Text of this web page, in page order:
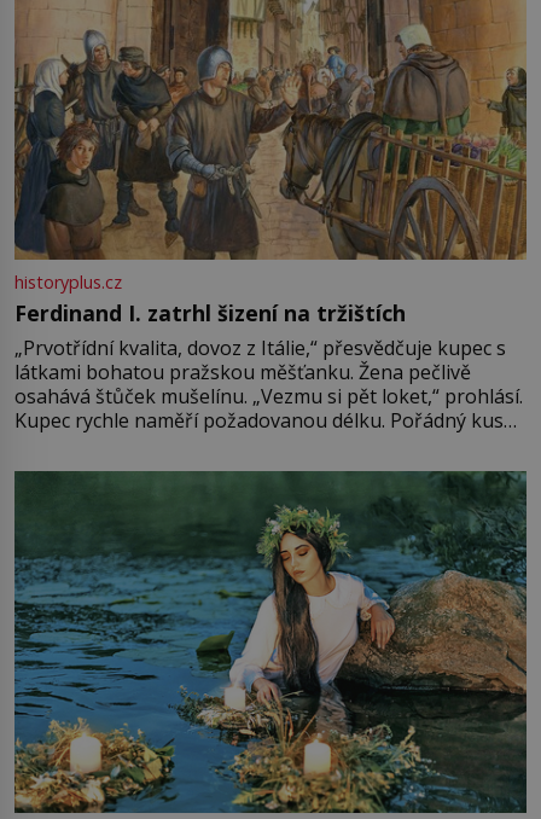
historyplus.cz
Ferdinand I. zatrhl šizení na tržištích
„Prvotřídní kvalita, dovoz z Itálie,“ přesvědčuje kupec s
látkami bohatou pražskou měšťanku. Žena pečlivě
osahává štůček mušelínu. „Vezmu si pět loket,“ prohlásí.
Kupec rychle naměří požadovanou délku. Pořádný kus
milostpaní. Stačí jenom na sukni,“ zhodnotí švadlena
množství růžového mušelínu. „Ošidili vás, podívejte.“
Vezme do ruky dřevěnou